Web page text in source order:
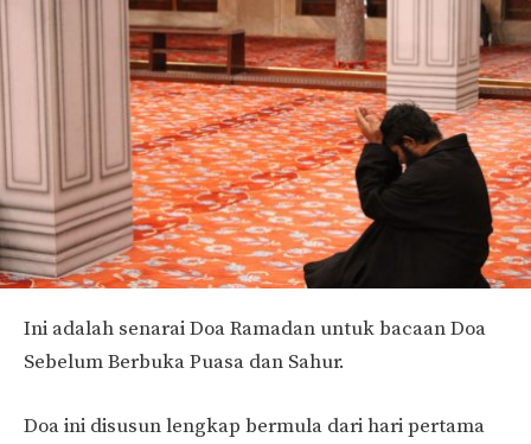
Ini adalah senarai Doa Ramadan untuk bacaan Doa
Sebelum Berbuka Puasa dan Sahur.
Doa ini disusun lengkap bermula dari hari pertama